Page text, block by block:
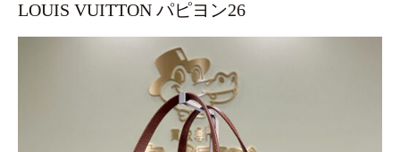
LOUIS VUITTON パピヨン26